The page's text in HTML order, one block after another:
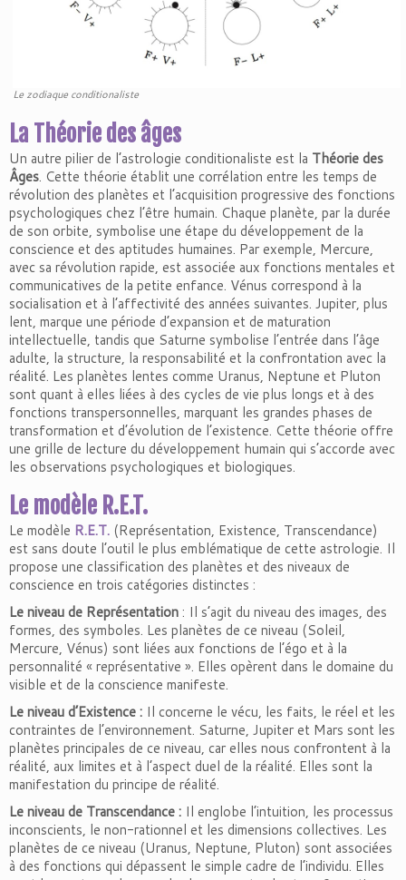
Le zodiaque conditionaliste
La Théorie des âges
Un autre pilier de l’astrologie conditionaliste est la Théorie des
Âges. Cette théorie établit une corrélation entre les temps de
révolution des planètes et l’acquisition progressive des fonctions
psychologiques chez l’être humain. Chaque planète, par la durée
de son orbite, symbolise une étape du développement de la
conscience et des aptitudes humaines. Par exemple, Mercure,
avec sa révolution rapide, est associée aux fonctions mentales et
communicatives de la petite enfance. Vénus correspond à la
socialisation et à l’affectivité des années suivantes. Jupiter, plus
lent, marque une période d’expansion et de maturation
intellectuelle, tandis que Saturne symbolise l’entrée dans l’âge
adulte, la structure, la responsabilité et la confrontation avec la
réalité. Les planètes lentes comme Uranus, Neptune et Pluton
sont quant à elles liées à des cycles de vie plus longs et à des
fonctions transpersonnelles, marquant les grandes phases de
transformation et d’évolution de l’existence. Cette théorie offre
une grille de lecture du développement humain qui s’accorde avec
les observations psychologiques et biologiques.
Le modèle R.E.T.
Le modèle R.E.T. (Représentation, Existence, Transcendance)
est sans doute l’outil le plus emblématique de cette astrologie. Il
propose une classification des planètes et des niveaux de
conscience en trois catégories distinctes :
Le niveau de Représentation: Il s’agit du niveau des images, des
formes, des symboles. Les planètes de ce niveau (Soleil,
Mercure, Vénus) sont liées aux fonctions de l’égo et à la
personnalité « représentative ». Elles opèrent dans le domaine du
visible et de la conscience manifeste.
Le niveau d’Existence : Il concerne le vécu, les faits, le réel et les
contraintes de l’environnement. Saturne, Jupiter et Mars sont les
planètes principales de ce niveau, car elles nous confrontent à la
réalité, aux limites et à l’aspect duel de la réalité. Elles sont la
manifestation du principe de réalité.
Le niveau de Transcendance : Il englobe l’intuition, les processus
inconscients, le non-rationnel et les dimensions collectives. Les
planètes de ce niveau (Uranus, Neptune, Pluton) sont associées
à des fonctions qui dépassent le simple cadre de l’individu. Elles